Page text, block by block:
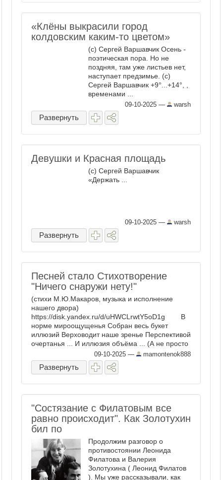
«Клёны выкрасили город
колдовским каким-то цветом»
(с) Сергей Варшавчик Осень -
поэтическая пора. Но не
поздняя, там уже листьев нет,
наступает предзимье. (с)
Сергей Варшавчик +9°...+14°, ,
временами ...
09-10-2025 — warsh
Развернуть
Девушки и Красная площадь
(с) Сергей Варшавчик
«Держать ...
09-10-2025 — warsh
Развернуть
Песней стало Стихотворение
"Ничего снаружи нету!"
(стихи М.Ю.Макаров, музыка и исполнение
нашего двора)
https://disk.yandex.ru/d/uHWCLrwtY5oD1g В
норме мироощущенья Собран весь букет
иллюзий Верховодит наше зренье Перспективой
очертанья ... И иллюзия объёма ... (А не просто
"Три Дэ" шлюза) Всем ...09-10-2025 — mamontenok888
Развернуть
"Состязание с Филатовым все
равно происходит". Как Золотухин
бил по
Продолжим разговор о
противостоянии Леонида
Филатова и Валерия
Золотухина ( Леонид Филатов
). Мы уже рассказывали, как